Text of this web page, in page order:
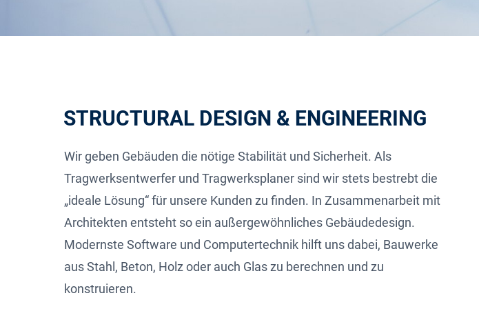
STRUCTURAL DESIGN & ENGINEERING
Wir geben Gebäuden die nötige Stabilität und Sicherheit. Als
Tragwerksentwerfer und Tragwerksplaner sind wir stets bestrebt die
„ideale Lösung“ für unsere Kunden zu finden. In Zusammenarbeit mit
Architekten entsteht so ein außergewöhnliches Gebäudedesign.
Modernste Software und Computertechnik hilft uns dabei, Bauwerke
aus Stahl, Beton, Holz oder auch Glas zu berechnen und zu
konstruieren.